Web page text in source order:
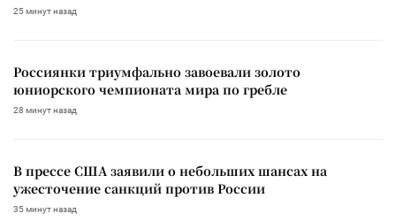
25 минут назад
Россиянки триумфально завоевали золото
юниорского чемпионата мира по гребле
28 минут назад
В прессе США заявили о небольших шансах на
ужесточение санкций против России
35 минут назад